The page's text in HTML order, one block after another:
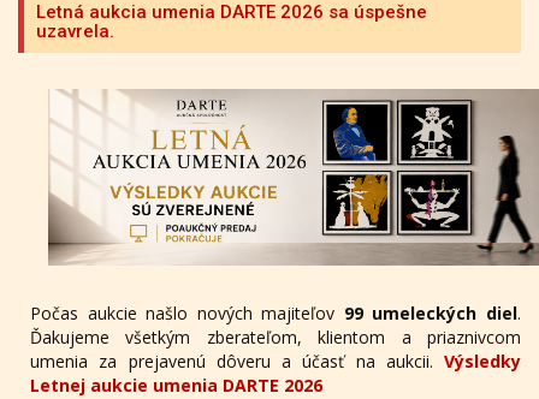
Letná aukcia umenia DARTE 2026 sa úspešne
uzavrela.
Počas aukcie našlo nových majiteľov 99 umeleckých diel.
Ďakujeme všetkým zberateľom, klientom a priaznivcom
umenia za prejavenú dôveru a účasť na aukcii. Výsledky
Letnej aukcie umenia DARTE 2026